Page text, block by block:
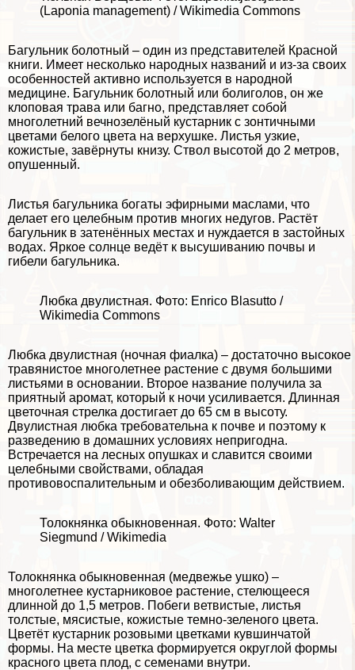
(Laponia management) / Wikimedia Commons
Багульник болотный – один из представителей Красной
книги. Имеет несколько народных названий и из-за своих
особенностей активно используется в народной
медицине. Багульник болотный или болиголов, он же
клоповая трава или багно, представляет собой
многолетний вечнозелёный кустарник с зонтичными
цветами белого цвета на верхушке. Листья узкие,
кожистые, завёрнуты книзу. Ствол высотой до 2 метров,
опушенный.
Листья багульника богаты эфирными маслами, что
делает его целебным против многих недугов. Растёт
багульник в затенённых местах и нуждается в застойных
водах. Яркое солнце ведёт к высушиванию почвы и
гибели багульника.
Любка двулистная. Фото: Enrico Blasutto /
Wikimedia Commons
Любка двулистная (ночная фиалка) – достаточно высокое
травянистое многолетнее растение с двумя большими
листьями в основании. Второе название получила за
приятный аромат, который к ночи усиливается. Длинная
цветочная стрелка достигает до 65 см в высоту.
Двулистная любка требовательна к почве и поэтому к
разведению в домашних условиях непригодна.
Встречается на лесных опушках и славится своими
целебными свойствами, обладая
противовоспалительным и обезболивающим действием.
Толокнянка обыкновенная. Фото: Walter
Siegmund / Wikimedia
Толокнянка обыкновенная (медвежье ушко) –
многолетнее кустарниковое растение, стелющееся
длинной до 1,5 метров. Побеги ветвистые, листья
толстые, мясистые, кожистые темно-зеленого цвета.
Цветёт кустарник розовыми цветками кувшинчатой
формы. На месте цветка формируется округлой формы
красного цвета плод, с семенами внутри.